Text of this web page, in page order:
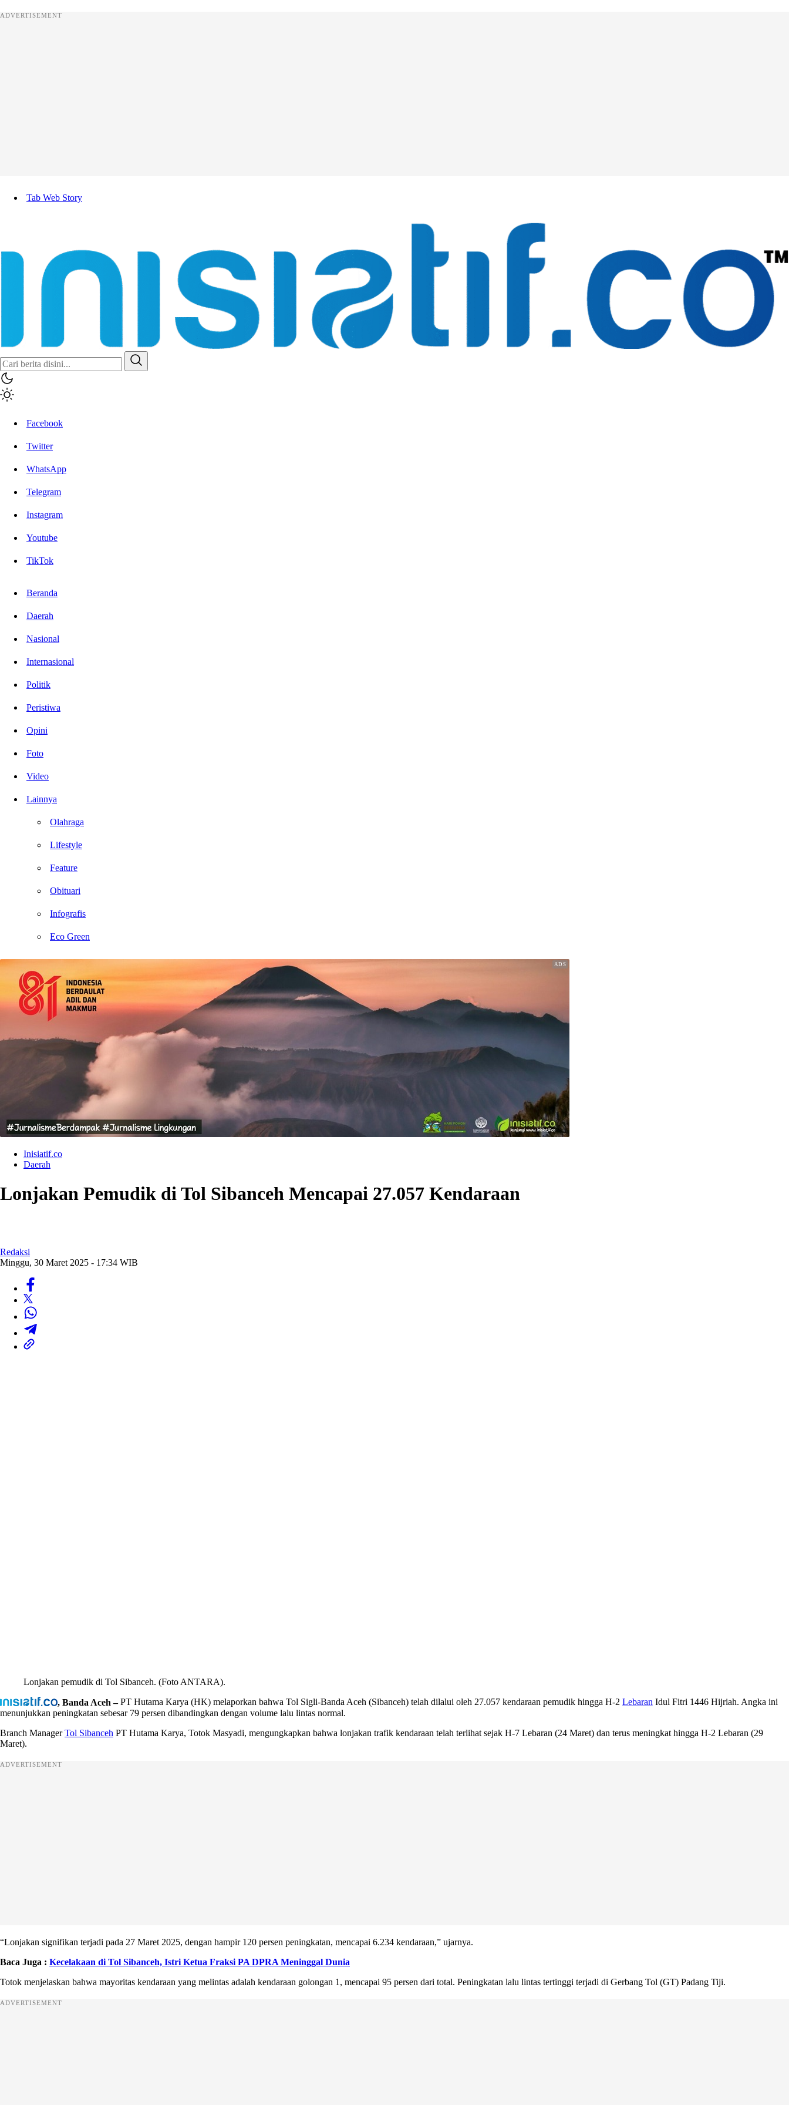
ADVERTISEMENT
Tab Web Story
Facebook
Twitter
WhatsApp
Telegram
Instagram
Youtube
TikTok
Beranda
Daerah
Nasional
Internasional
Politik
Peristiwa
Opini
Foto
Video
Lainnya
Olahraga
Lifestyle
Feature
Obituari
Infografis
Eco Green
Inisiatif.co
Daerah
Lonjakan Pemudik di Tol Sibanceh Mencapai 27.057 Kendaraan
Redaksi
Minggu, 30 Maret 2025 - 17:34 WIB
Lonjakan pemudik di Tol Sibanceh. (Foto ANTARA).
, Banda Aceh –PT Hutama Karya (HK) melaporkan bahwa Tol Sigli-Banda Aceh (Sibanceh) telah dilalui oleh 27.057 kendaraan pemudik hingga H-2 LebaranIdul Fitri 1446 Hijriah. Angka ini
menunjukkan peningkatan sebesar 79 persen dibandingkan dengan volume lalu lintas normal.
Branch ManagerTol Sibanceh PT Hutama Karya, Totok Masyadi, mengungkapkan bahwa lonjakan trafik kendaraan telah terlihat sejak H-7 Lebaran (24 Maret) dan terus meningkat hingga H-2 Lebaran (29
Maret).
ADVERTISEMENT
“Lonjakan signifikan terjadi pada 27 Maret 2025, dengan hampir 120 persen peningkatan, mencapai 6.234 kendaraan,” ujarnya.
Baca Juga : Kecelakaan di Tol Sibanceh, Istri Ketua Fraksi PA DPRA Meninggal Dunia
Totok menjelaskan bahwa mayoritas kendaraan yang melintas adalah kendaraan golongan 1, mencapai 95 persen dari total. Peningkatan lalu lintas tertinggi terjadi di Gerbang Tol (GT) Padang Tiji.
ADVERTISEMENT